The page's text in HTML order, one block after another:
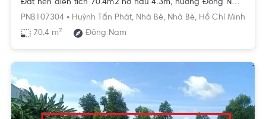
Đất nền diện tích 70.4m2 nở hậu 4.3m, hướng Đông Nam mát mẻ.
PNB107304 • Huỳnh Tấn Phát, Nhà Bè, Nhà Bè, Hồ Chí Minh
70.4 m²
Đông Nam